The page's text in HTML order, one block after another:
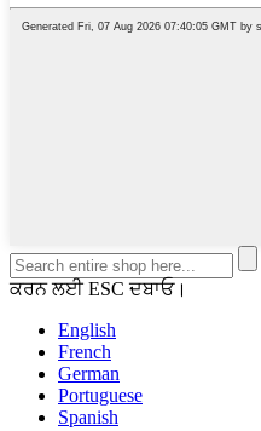
ਕਰਨ ਲਈ ESC ਦਬਾਓ।
English
French
German
Portuguese
Spanish